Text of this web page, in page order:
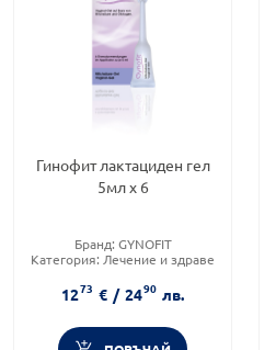
Гинофит лактациден гел
5мл х 6
Бранд: GYNOFIT
Категория: Лечение и здраве
1273 € / 2490 лв.